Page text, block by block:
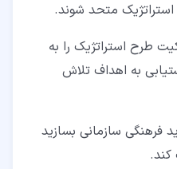
استراتژیک متحد شوند.
طرح استراتژیک را به
به اهداف تلاش
فرهنگی سازمانی بسازید
کند.